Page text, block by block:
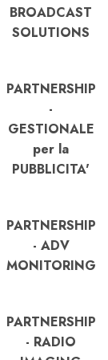
BROADCAST
SOLUTIONS
PARTNERSHIP
-
GESTIONALE
per la
PUBBLICITA'
PARTNERSHIP
- ADV
MONITORING
PARTNERSHIP
- RADIO